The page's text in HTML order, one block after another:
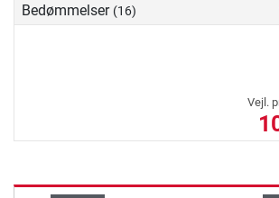
Bedømmelser (16)
Vejl.